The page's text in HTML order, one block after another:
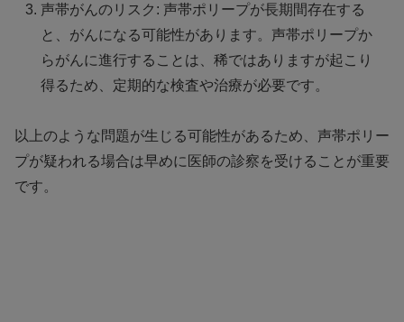
声帯がんのリスク: 声帯ポリープが長期間存在する
と、がんになる可能性があります。声帯ポリープか
らがんに進行することは、稀ではありますが起こり
得るため、定期的な検査や治療が必要です。
以上のような問題が生じる可能性があるため、声帯ポリー
プが疑われる場合は早めに医師の診察を受けることが重要
です。